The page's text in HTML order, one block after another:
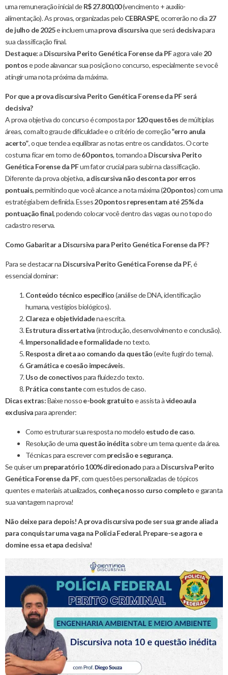
uma remuneração inicial deR$ 27.800,00(vencimento + auxílio-
alimentação). As provas, organizadas pelo CEBRASPE, ocorrerão no dia 27
de julho de 2025e incluem umaprova discursivaque será decisivapara
sua classificação final.
Destaque:a Discursiva Perito Genética Forense da PFagora vale20
pontose pode alavancar sua posição no concurso, especialmente se você
atingir uma nota próxima da máxima.
Por que a prova discursiva Perito Genética Forense da PF será
decisiva?
A prova objetiva do concurso é composta por120 questõesde múltiplas
áreas, com alto grau de dificuldade e o critério de correção“erro anula
acerto”, o que tende a equilibrar as notas entre os candidatos. O corte
costuma ficar em torno de60 pontos, tornando a Discursiva Perito
Genética Forense da PFum fator crucial para subir na classificação.
Diferente da prova objetiva, a discursiva não desconta por erros
pontuais, permitindo que você alcance a nota máxima (20 pontos) com uma
estratégia bem definida. Esses20 pontos representam até 25% da
pontuação final, podendo colocar você dentro das vagas ou no topo do
cadastro reserva.
Como Gabaritar a Discursiva para Perito Genética Forense da PF?
Para se destacar na Discursiva Perito Genética Forense da PF, é
essencial dominar:
Conteúdo técnico específico(análise de DNA, identificação
humana, vestígios biológicos).
Clareza e objetividadena escrita.
Estrutura dissertativa(introdução, desenvolvimento e conclusão).
Impersonalidade e formalidadeno texto.
Resposta direta ao comando da questão(evite fugir do tema).
Gramática e coesão impecáveis.
Uso de conectivospara fluidez do texto.
Prática constantecom estudos de caso.
Dicas extras:Baixe nossoe-book gratuitoe assista àvideoaula
exclusivapara aprender:
Como estruturar sua resposta no modelo estudo de caso.
Resolução de uma questão inédita sobre um tema quente da área.
Técnicas para escrever com precisão e segurança.
Se quiser um preparatório 100% direcionadopara a Discursiva Perito
Genética Forense da PF, com questões personalizadas de tópicos
quentes e materiais atualizados, conheça nosso curso completoe garanta
sua vantagem na prova!
Não deixe para depois! A prova discursiva pode ser sua grande aliada
para conquistar uma vaga na Polícia Federal. Prepare-se agora e
domine essa etapa decisiva!